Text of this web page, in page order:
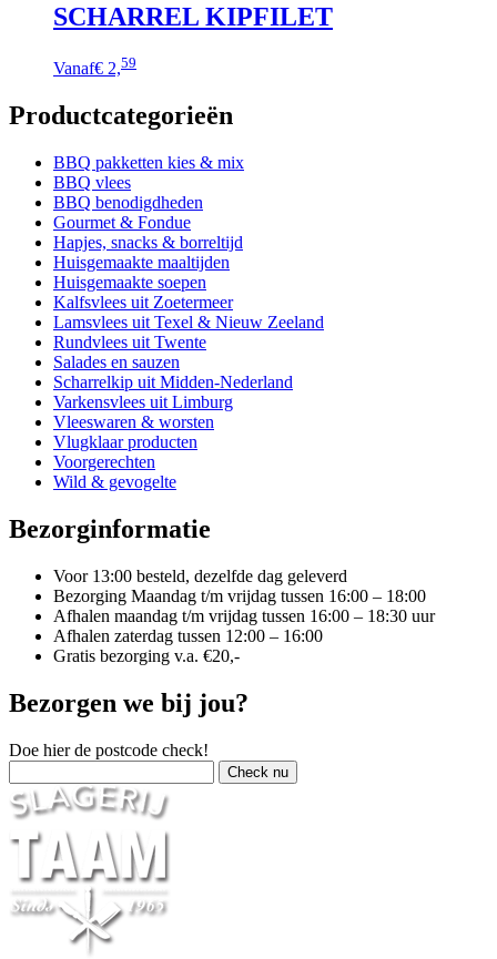
SCHARREL KIPFILET
Vanaf€ 2,59
meerdere
Deze
kan
gekozen
worden
op
de
productpagina
Productcategorieën
BBQ pakketten kies & mix
BBQ vlees
BBQ benodigdheden
Gourmet & Fondue
Hapjes, snacks & borreltijd
Huisgemaakte maaltijden
Huisgemaakte soepen
Kalfsvlees uit Zoetermeer
Lamsvlees uit Texel & Nieuw Zeeland
Rundvlees uit Twente
Salades en sauzen
Scharrelkip uit Midden-Nederland
Varkensvlees uit Limburg
Vleeswaren & worsten
Vlugklaar producten
Voorgerechten
Wild & gevogelte
Bezorginformatie
Voor 13:00 besteld, dezelfde dag geleverd
Bezorging Maandag t/m vrijdag tussen 16:00 – 18:00
Afhalen maandag t/m vrijdag tussen 16:00 – 18:30 uur
Afhalen zaterdag tussen 12:00 – 16:00
Gratis bezorging v.a. €20,-
Bezorgen we bij jou?
Doe hier de postcode check!